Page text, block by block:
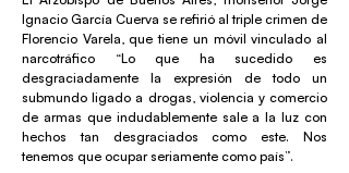
Ignacio García Cuerva se refirió al triple crimen de
Florencio Varela, que tiene un móvil vinculado al
narcotráfico “Lo que ha sucedido es
desgraciadamente la expresión de todo un
submundo ligado a drogas, violencia y comercio
de armas que indudablemente sale a la luz con
hechos tan desgraciados como este. Nos
tenemos que ocupar seriamente como país”.